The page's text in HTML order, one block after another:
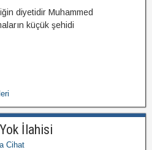
diyetidir Muhammed
küçük şehidi
İlahisi
Cihat